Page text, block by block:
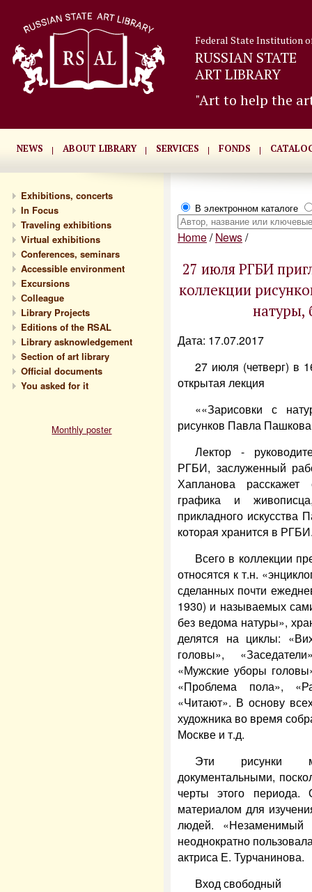
Federal State Institution
RUSSIAN STATE
ART LIBRARY
"Art to help the
NEWS ABOUT LIBRARY SERVICES FONDS
Exhibitions, concerts
In Focus
Traveling exhibitions
Virtual exhibitions
Conferences, seminars
Accessible environment
Excursions
Сolleague
Library Projects
Editions of the RSAL
Library asknowledgement
Section of art library
Official documents
You asked for it
Monthly poster
В электронном каталоге
Home/ News/
27 июля РГБИ
коллекции
натуры,
Дата: 17.07.2017
27 июля (четверг) в
открытая лекция
««Зарисовки с
рисунков Павла
Лектор -
РГБИ, заслуженный
Хапланова расскажет
графика и
прикладного
которая хранится в
Всего в коллекции
относятся к т.н.
сделанных почти
1930) и называемых
без ведома натуры»,
делятся на циклы:
головы»,
«Мужские уборы
«Проблема пола»,
«Читают». В основу
художника во время
Москве и т.д.
Эти рисунки
документальными,
черты этого
материалом для
людей.
неоднократно
актриса Е. Турчанинова.
Вход свободный